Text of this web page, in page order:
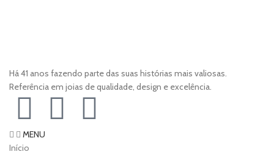
Há 41 anos fazendo parte das suas histórias mais valiosas.
Referência em joias de qualidade, design e excelência.
MENU
Início